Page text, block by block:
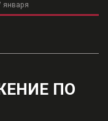
января
ПО